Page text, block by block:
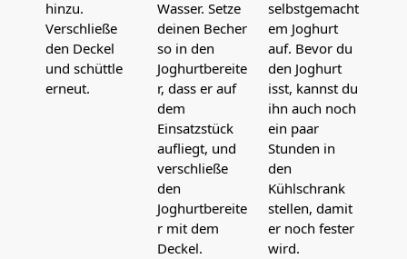
hinzu.
Verschließe
den Deckel
und schüttle
erneut.
Wasser. Setze
deinen Becher
so in den
Joghurtbereite
r, dass er auf
dem
Einsatzstück
aufliegt, und
verschließe
den
Joghurtbereite
r mit dem
Deckel.
selbstgemacht
em Joghurt
auf. Bevor du
den Joghurt
isst, kannst du
ihn auch noch
ein paar
Stunden in
den
Kühlschrank
stellen, damit
er noch fester
wird.